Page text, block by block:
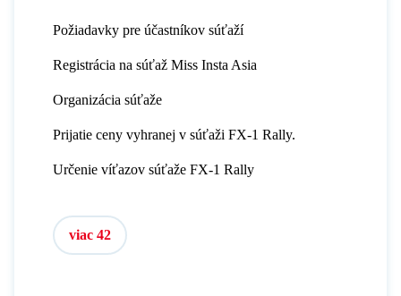
Požiadavky pre účastníkov súťaží
Registrácia na súťaž Miss Insta Asia
Organizácia súťaže
Prijatie ceny vyhranej v súťaži FX-1 Rally.
Určenie víťazov súťaže FX-1 Rally
viac 42